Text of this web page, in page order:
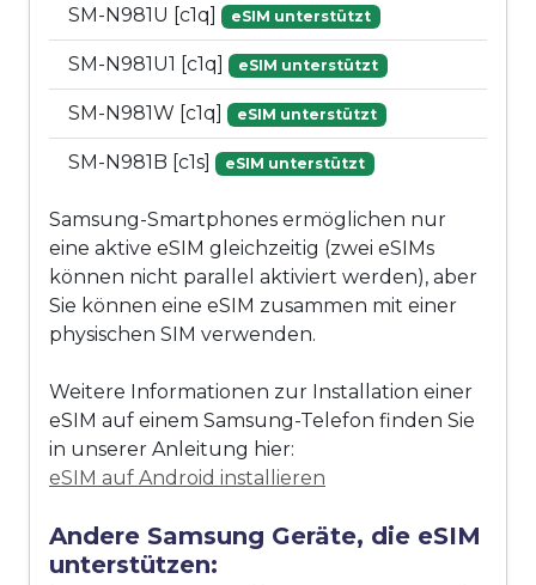
SM-N981U [c1q] eSIM unterstützt
SM-N981U1 [c1q] eSIM unterstützt
SM-N981W [c1q] eSIM unterstützt
SM-N981B [c1s] eSIM unterstützt
Samsung-Smartphones ermöglichen nur
eine aktive eSIM gleichzeitig (zwei eSIMs
können nicht parallel aktiviert werden), aber
Sie können eine eSIM zusammen mit einer
physischen SIM verwenden.
Weitere Informationen zur Installation einer
eSIM auf einem Samsung-Telefon finden Sie
in unserer Anleitung hier:
eSIM auf Android installieren
Andere Samsung Geräte, die eSIM
unterstützen: